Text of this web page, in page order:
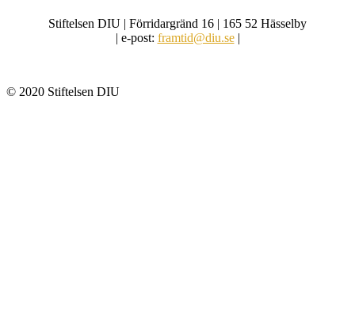
Stiftelsen DIU | Förridargränd 16 | 165 52 Hässelby
| e-post: framtid@diu.se|
© 2020 Stiftelsen DIU